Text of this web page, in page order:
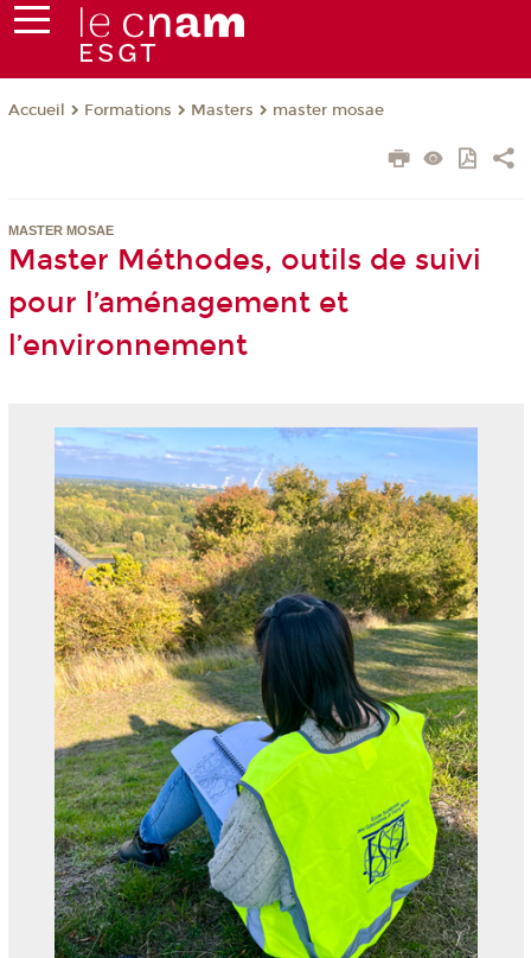
Accueil Formations Masters master mosae
MASTER MOSAE
Master Méthodes, outils de suivi
pour l’aménagement et
l’environnement